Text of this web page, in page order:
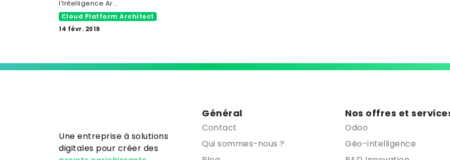
l’Intelligence Ar...
Cloud Platform Architect
14 févr. 2019
Une entreprise à solutions
digitales pour créer des
Général
Contact
Qui sommes-nous ?
Nos offres et
Odoo
Géo-intelligence